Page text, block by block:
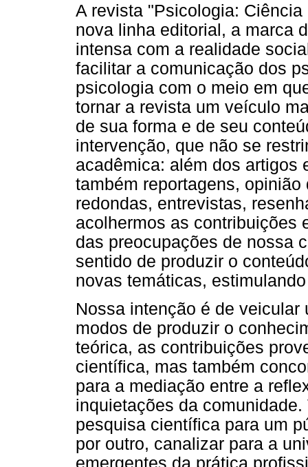
A revista "Psicologia:
nova linha editorial, a marca
intensa com a realidade
facilitar a comunicação dos
psicologia com o meio em
tornar a revista um veículo
de sua forma e de seu
intervenção, que não se
acadêmica: além dos artigos
também reportagens,
redondas, entrevistas,
acolhermos as contribuições
das preocupações de nossa
sentido de produzir o
novas temáticas,
Nossa intenção é de
modos de produzir o
teórica, as contribuições
científica, mas também
para a mediação entre a
inquietações da
pesquisa científica para um
por outro, canalizar para a
emergentes da prática